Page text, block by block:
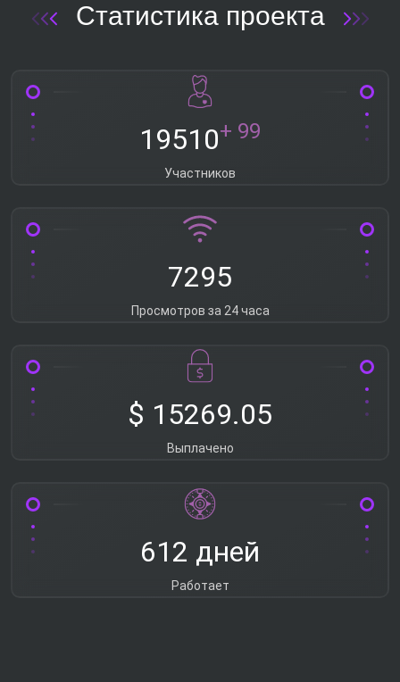
Статистика проекта
19510+ 99
Участников
7295
Просмотров за 24 часа
$ 15269.05
Выплачено
612 дней
Работает